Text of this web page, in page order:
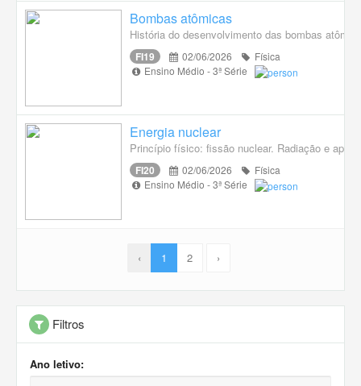
Bombas atômicas
História do desenvolvimento das bombas
FI19 02/06/2026
Física
Ensino Médio - 3ª Série
Energia nuclear
Princípio físico: fissão nuclear. Radiação e
FI20 02/06/2026
Física
Ensino Médio - 3ª Série
‹ 1 2 ›
Filtros
Ano letivo: